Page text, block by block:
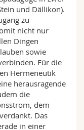
und Dällikon).
zu
nicht nur
Dingen
sowie
Für die
Hermeneutik
herausragende
die
dem
Das
in einer